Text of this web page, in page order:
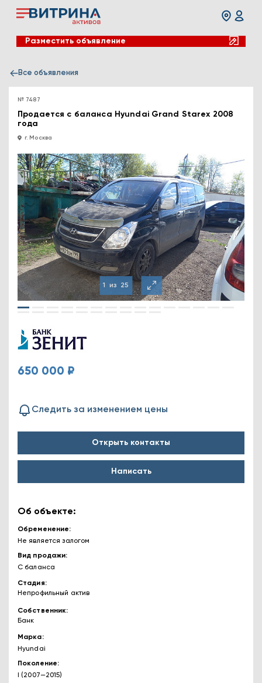
Разместить объявление
Все объявления
№ 7487
Продается с баланса Hyundai Grand Starex 2008
года
г. Москва
1 из 25
650 000 ₽
Следить за изменением цены
Открыть контакты
Написать
Об объекте:
Обременение
Не является залогом
Вид продажи
С баланса
Стадия
Непрофильный актив
Собственник
Банк
Марка
Hyundai
Поколение
I (2007—2015)